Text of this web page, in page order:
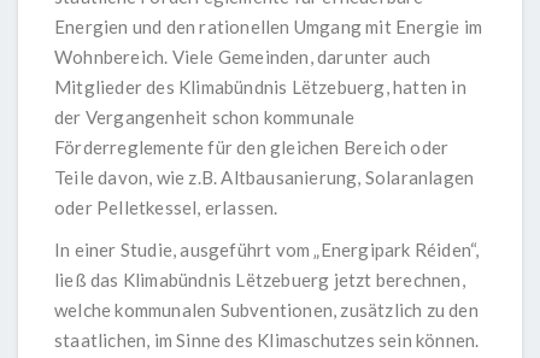
Energien und den rationellen Umgang mit Energie im
Wohnbereich. Viele Gemeinden, darunter auch
Mitglieder des Klimabündnis Lëtzebuerg, hatten in
der Vergangenheit schon kommunale
Förderreglemente für den gleichen Bereich oder
Teile davon, wie z.B. Altbausanierung, Solaranlagen
oder Pelletkessel, erlassen.
In einer Studie, ausgeführt vom „Energipark Réiden“,
ließ das Klimabündnis Lëtzebuerg jetzt berechnen,
welche kommunalen Subventionen, zusätzlich zu den
staatlichen, im Sinne des Klimaschutzes sein können.